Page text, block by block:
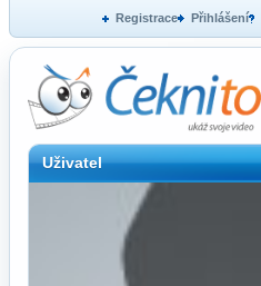
Registrace Přihlášení
Uživatel